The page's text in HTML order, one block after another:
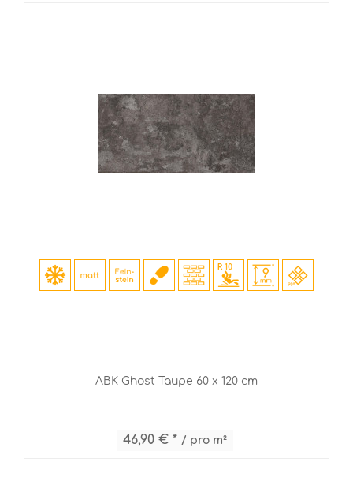
ABK Ghost Taupe 60 x 120 cm
46,90 € * / pro m²